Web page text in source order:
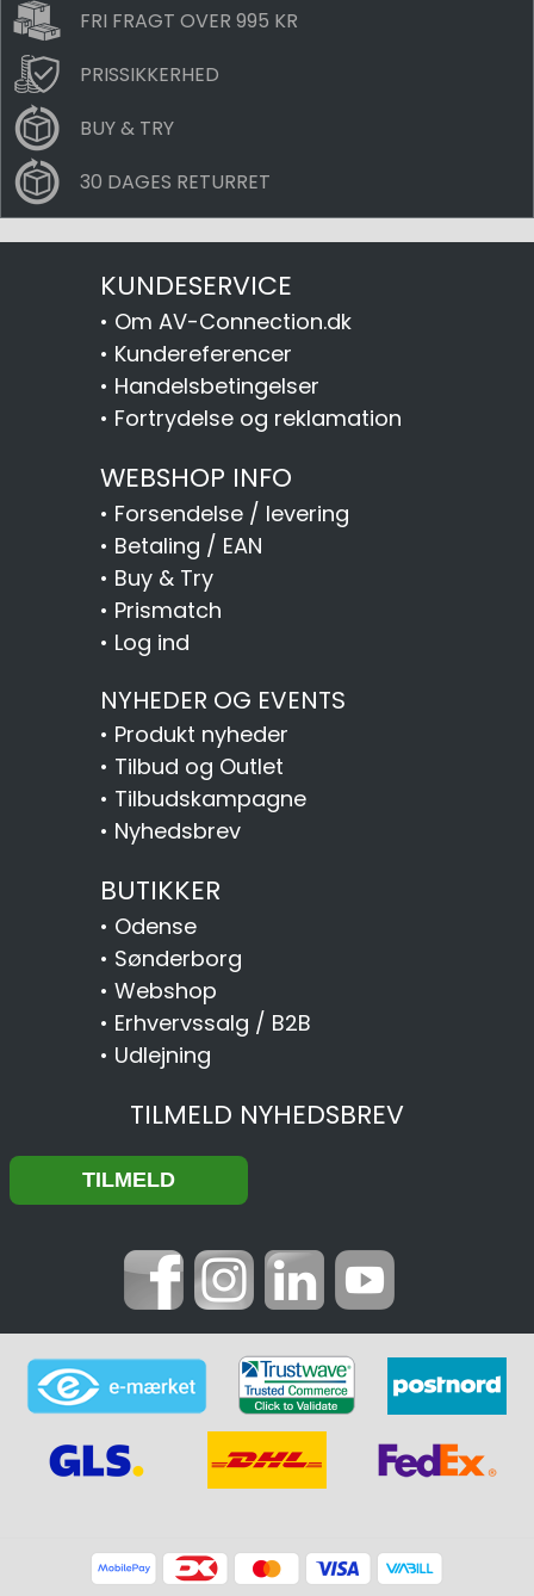
FRI FRAGT OVER 995 KR
PRISSIKKERHED
BUY & TRY
30 DAGES RETURRET
KUNDESERVICE
• Om AV-Connection.dk
• Kundereferencer
• Handelsbetingelser
• Fortrydelse og reklamation
WEBSHOP INFO
• Forsendelse / levering
• Betaling / EAN
• Buy & Try
• Prismatch
• Log ind
NYHEDER OG EVENTS
• Produkt nyheder
• Tilbud og Outlet
• Tilbudskampagne
• Nyhedsbrev
BUTIKKER
• Odense
• Sønderborg
• Webshop
• Erhvervssalg / B2B
• Udlejning
TILMELD NYHEDSBREV